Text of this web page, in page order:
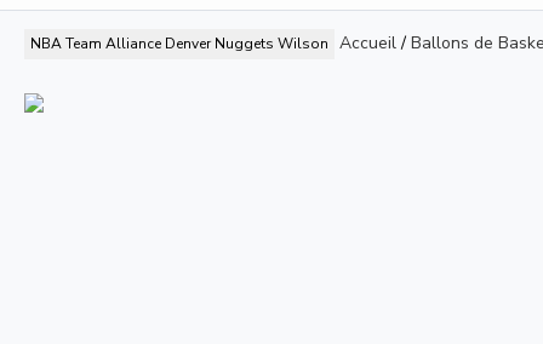
NBA Team Alliance Denver Nuggets Wilson Accueil/ Ballons de